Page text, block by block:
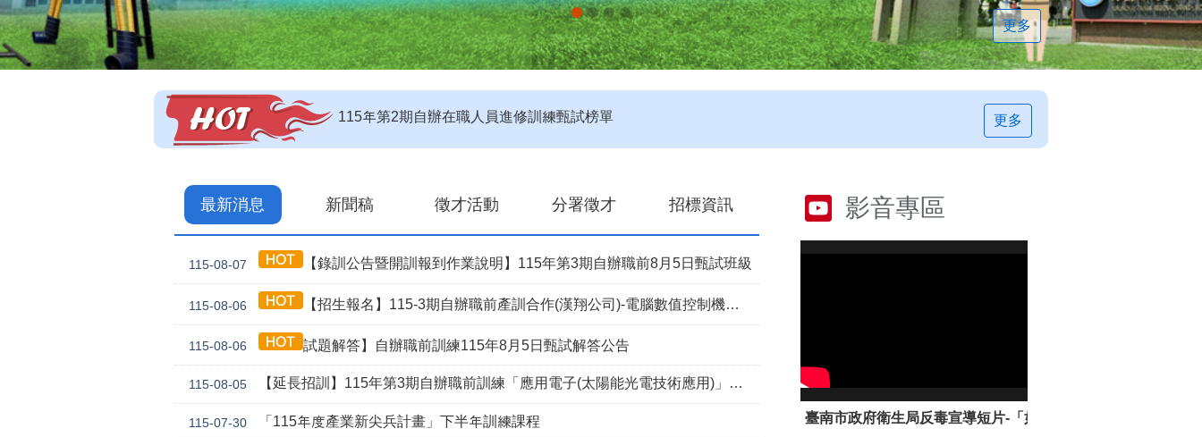
更多
【即測即評】115年度第4梯次未開考職類公告
【技能檢定】115年第4梯次即測即評及發證受理報名職類及期程說明
更多
最新消息 新聞稿 徵才活動 分署徵才 招標資訊
115-08-07 【錄訓公告暨開訓報到作業說明】115年第3期自辦職前8月5日甄試班級
115-08-06 【招生報名】115-3期自辦職前產訓合作(漢翔公司)-電腦數值控制機械班
115-08-06 試題解答】自辦職前訓練115年8月5日甄試解答公告
115-08-05 【延長招訓】115年第3期自辦職前訓練「應用電子(太陽能光電技術應用)」延長招生報名
115-07-30 「115年度產業新尖兵計畫」下半年訓練課程
影音專區
臺南市政府衛生局反毒宣導短片-「如何辨別新興毒品」